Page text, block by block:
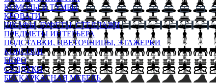
КОМОДЫ И ТУМБЫ
КРОВАТИ
ШКАФЫ, БУФЕТЫ, СТЕЛЛАЖИ
ПРЕДМЕТЫ ИНТЕРЬЕРА
ПОДСТАВКИ, ЦВЕТОЧНИЦЫ, ЭТАЖЕРКИ
КОНСОЛИ
БЮРО
СУНДУКИ
БЕСКАРКАСНАЯ МЕБЕЛЬ